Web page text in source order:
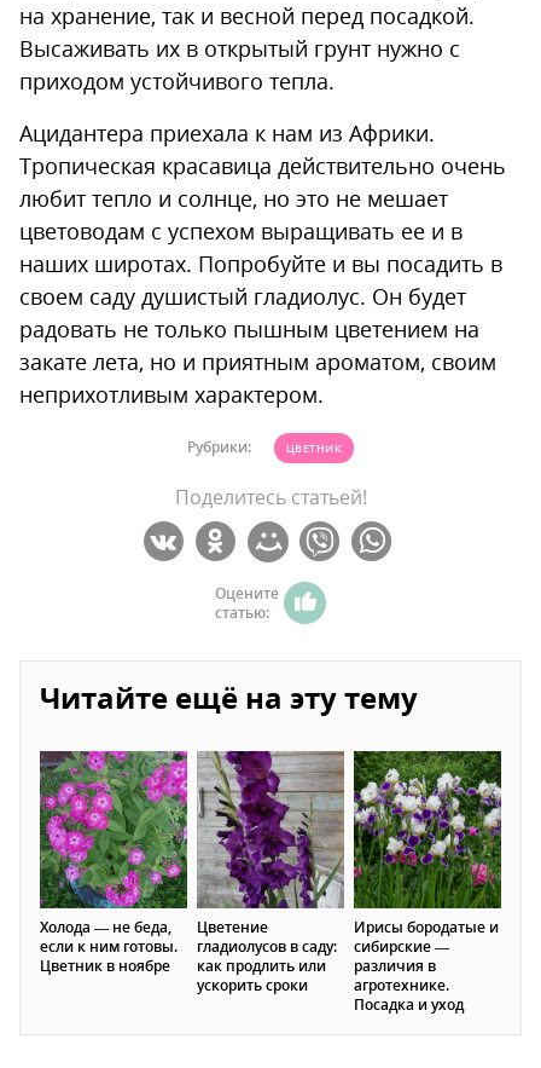
на хранение, так и весной перед посадкой.
Высаживать их в открытый грунт нужно с
приходом устойчивого тепла.
Ацидантера приехала к нам из Африки.
Тропическая красавица действительно очень
любит тепло и солнце, но это не мешает
цветоводам с успехом выращивать ее и в
наших широтах. Попробуйте и вы посадить в
своем саду душистый гладиолус. Он будет
радовать не только пышным цветением на
закате лета, но и приятным ароматом, своим
неприхотливым характером.
Рубрики: ЦВЕТНИК
Поделитесь статьей!
Оцените
статью:
Читайте ещё на эту тему
Холода — не беда,
если к ним готовы.
Цветник в ноябре
Цветение
гладиолусов в саду:
как продлить или
ускорить сроки
Ирисы бородатые и
сибирские —
различия в
агротехнике.
Посадка и уход